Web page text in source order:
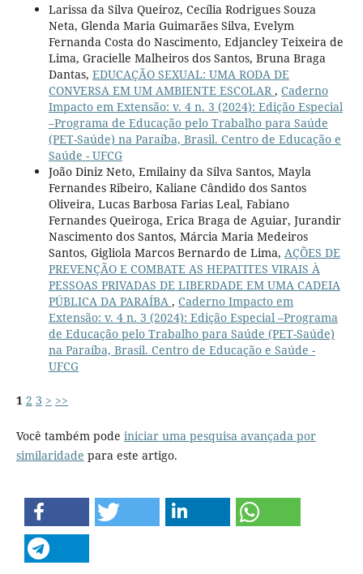
Larissa da Silva Queiroz, Cecília Rodrigues Souza
Neta, Glenda Maria Guimarães Silva, Evelym
Fernanda Costa do Nascimento, Edjancley Teixeira de
Lima, Gracielle Malheiros dos Santos, Bruna Braga
Dantas, EDUCAÇÃO SEXUAL: UMA RODA DE
CONVERSA EM UM AMBIENTE ESCOLAR , Caderno
Impacto em Extensão: v. 4 n. 3 (2024): Edição Especial
–Programa de Educação pelo Trabalho para Saúde
(PET-Saúde) na Paraíba, Brasil. Centro de Educação e
Saúde - UFCG
João Diniz Neto, Emilainy da Silva Santos, Mayla
Fernandes Ribeiro, Kaliane Cândido dos Santos
Oliveira, Lucas Barbosa Farias Leal, Fabiano
Fernandes Queiroga, Erica Braga de Aguiar, Jurandir
Nascimento dos Santos, Márcia Maria Medeiros
Santos, Gigliola Marcos Bernardo de Lima, AÇÕES DE
PREVENÇÃO E COMBATE AS HEPATITES VIRAIS À
PESSOAS PRIVADAS DE LIBERDADE EM UMA CADEIA
PÚBLICA DA PARAÍBA , Caderno Impacto em
Extensão: v. 4 n. 3 (2024): Edição Especial –Programa
de Educação pelo Trabalho para Saúde (PET-Saúde)
na Paraíba, Brasil. Centro de Educação e Saúde -
UFCG
1 2 3 > >>
Você também pode iniciar uma pesquisa avançada por
similaridade para este artigo.